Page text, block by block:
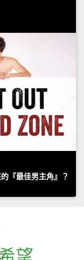
『最佳男主角』？
望